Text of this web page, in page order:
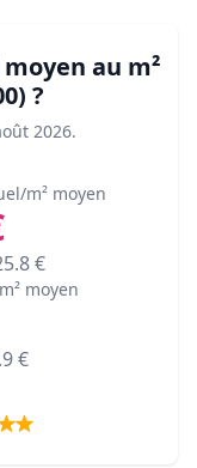
au m²
?
2026.
m² moyen
€
moyen
€